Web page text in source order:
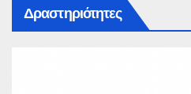
Δραστηριότητες